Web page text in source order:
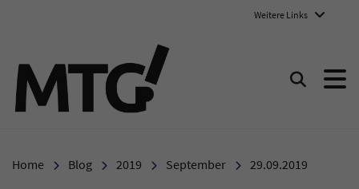
Weitere Links
Suchen
Home Blog 2019 September 29.09.2019